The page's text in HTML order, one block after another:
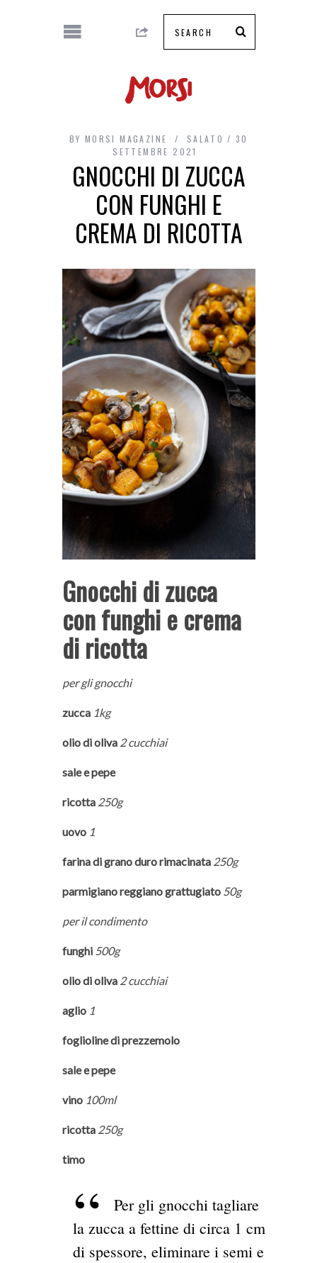
BY MORSI MAGAZINE SALATO
30
SETTEMBRE 2021
GNOCCHI DI ZUCCA
CON FUNGHI E
CREMA DI RICOTTA
Gnocchi di zucca
con funghi e crema
di ricotta
per gli gnocchi
zucca 1kg
olio di oliva 2 cucchiai
sale e pepe
ricotta 250g
uovo 1
farina di grano duro rimacinata 250g
parmigiano reggiano grattugiato 50g
per il condimento
funghi 500g
olio di oliva 2 cucchiai
aglio 1
foglioline di prezzemolo
sale e pepe
vino 100ml
ricotta250g
timo
Per gli gnocchi tagliare
la zucca a fettine di circa 1 cm
di spessore, eliminare i semi e